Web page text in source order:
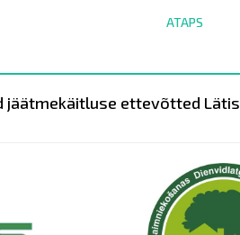
ATAPS
jäätmekäitluse ettevõtted Lätis